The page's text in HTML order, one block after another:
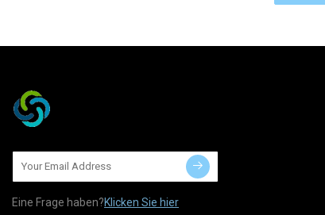
Eine Frage haben?Klicken Sie hier